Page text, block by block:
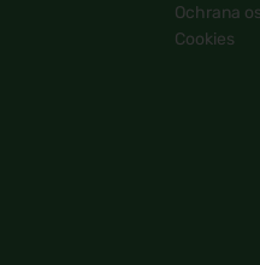
Ochrana
Cookies